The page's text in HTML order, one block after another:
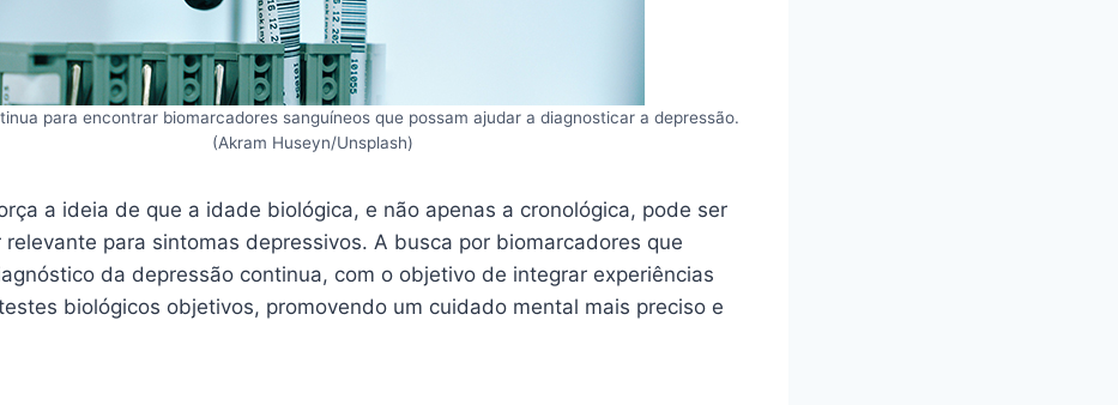
para encontrar biomarcadores sanguíneos que possam ajudar a diagnosticar a depressão.
(Akram Huseyn/Unsplash)
a ideia de que a idade biológica, e não apenas a cronológica, pode ser
relevante para sintomas depressivos. A busca por biomarcadores que
da depressão continua, com o objetivo de integrar experiências
biológicos objetivos, promovendo um cuidado mental mais preciso e